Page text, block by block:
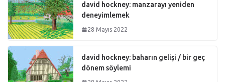
david hockney: manzarayı yeniden
deneyimlemek
28 Mayıs 2022
david hockney: baharın gelişi / bir geç
dönem söylemi